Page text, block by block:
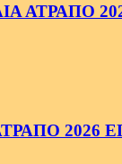
2026